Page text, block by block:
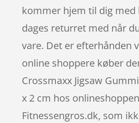
kommer hjem til dig med
dages returret med når
vare. Det er efterhånden
online shoppere køber
Crossmaxx Jigsaw
x 2 cm hos onlineshoppen
Fitnessengros.dk, som